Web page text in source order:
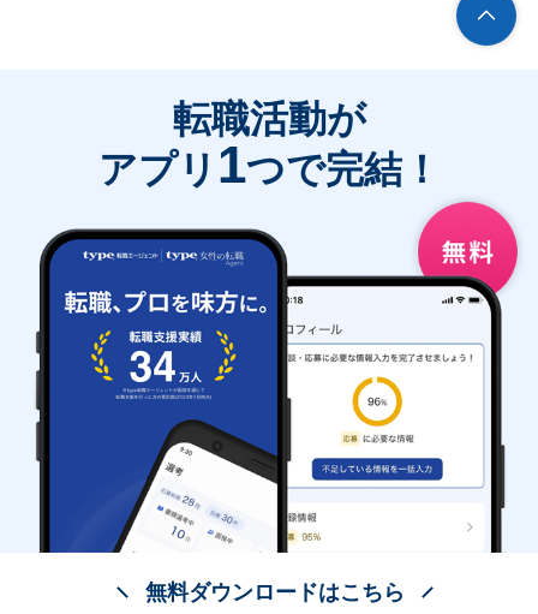
転職活動が
アプリ 1つで完結！
無料ダウンロードはこちら